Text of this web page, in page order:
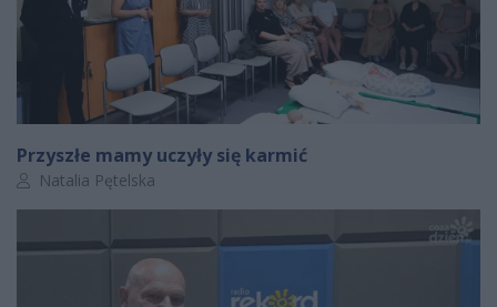
Przyszłe mamy uczyły się karmić
Autor artykułu:
Natalia Pętelska